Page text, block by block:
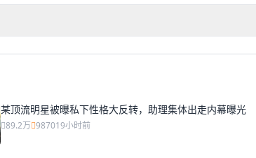
某顶流明星被曝私下性格大反转，助理集体出走内幕曝光
89.2万 987019小时前